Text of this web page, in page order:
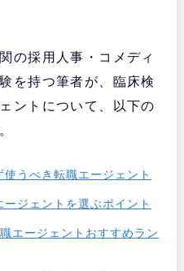
の採用人事・コメディ
を持つ筆者が、臨床検
ントについて、以下の
うべき転職エージェント
ジェントを選ぶポイント
エージェントおすすめラン